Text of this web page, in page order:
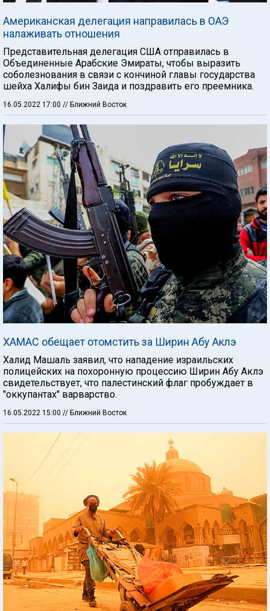
Американская делегация направилась в ОАЭ
налаживать отношения
Представительная делегация США отправилась в
Объединенные Арабские Эмираты, чтобы выразить
соболезнования в связи с кончиной главы государства
шейха Халифы бин Заида и поздравить его преемника.
16.05.2022 17:00 // Ближний Восток
ХАМАС обещает отомстить за Ширин Абу Аклэ
Халид Машаль заявил, что нападение израильских
полицейских на похоронную процессию Ширин Абу Аклэ
свидетельствует, что палестинский флаг пробуждает в
"оккупантах" варварство.
16.05.2022 15:00 // Ближний Восток